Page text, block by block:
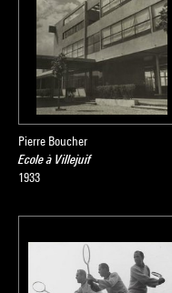
Pierre Boucher
Ecole à Villejuif
1933